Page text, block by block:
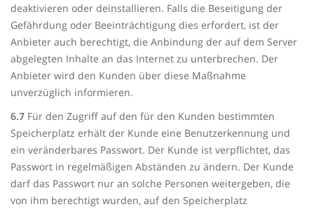
deaktivieren oder deinstallieren. Falls die Beseitigung der
Gefährdung oder Beeinträchtigung dies erfordert, ist der
Anbieter auch berechtigt, die Anbindung der auf dem Server
abgelegten Inhalte an das Internet zu unterbrechen. Der
Anbieter wird den Kunden über diese Maßnahme
unverzüglich informieren.
6.7 Für den Zugriff auf den für den Kunden bestimmten
Speicherplatz erhält der Kunde eine Benutzerkennung und
ein veränderbares Passwort. Der Kunde ist verpflichtet, das
Passwort in regelmäßigen Abständen zu ändern. Der Kunde
darf das Passwort nur an solche Personen weitergeben, die
von ihm berechtigt wurden, auf den Speicherplatz